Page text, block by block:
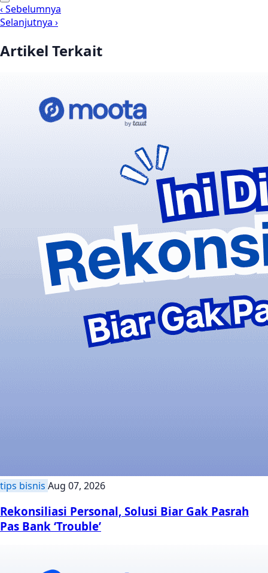
‹ Sebelumnya
Selanjutnya ›
Artikel Terkait
tips bisnis Aug 07, 2026
Rekonsiliasi Personal, Solusi Biar Gak Pasrah
Pas Bank ‘Trouble’